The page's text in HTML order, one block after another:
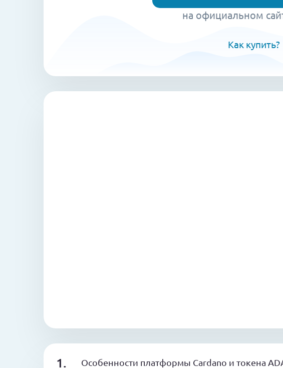
на официальном
Как купить?
Особенности платформы Cardano и токена